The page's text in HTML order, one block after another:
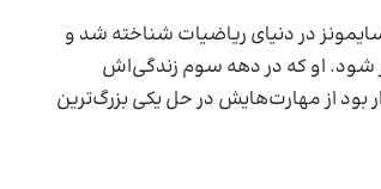
در دنیای ریاضیات شناخته شد و
شود. او که در دهه سوم زندگی‌اش
بود از مهارت‌هایش در حل یکی بزرگ‌ترین